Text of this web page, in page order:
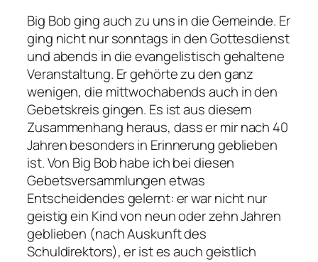
Big Bob ging auch zu uns in die Gemeinde. Er
ging nicht nur sonntags in den Gottesdienst
und abends in die evangelistisch gehaltene
Veranstaltung. Er gehörte zu den ganz
wenigen, die mittwochabends auch in den
Gebetskreis gingen. Es ist aus diesem
Zusammenhang heraus, dass er mir nach 40
Jahren besonders in Erinnerung geblieben
ist. Von Big Bob habe ich bei diesen
Gebetsversammlungen etwas
Entscheidendes gelernt: er war nicht nur
geistig ein Kind von neun oder zehn Jahren
geblieben (nach Auskunft des
Schuldirektors), er ist es auch geistlich